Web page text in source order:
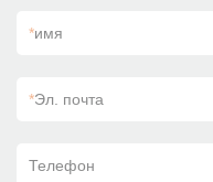
*имя
*Эл. почта
Телефон